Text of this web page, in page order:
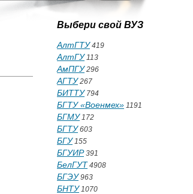
Выбери свой ВУЗ
АлтГТУ419
АлтГУ113
АмПГУ296
АГТУ267
БИТТУ794
БГТУ «Военмех» 1191
БГМУ172
БГТУ603
БГУ155
БГУИР391
БелГУТ 4908
БГЭУ963
БНТУ1070